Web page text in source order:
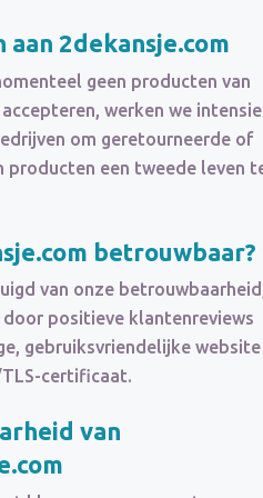
aan 2dekansje.com
geen producten van
werken we
om geretourneerde of
producten een tweede leven
betrouwbaar?
van onze
positieve klantenreviews
gebruiksvriendelijke website
certificaat.
van